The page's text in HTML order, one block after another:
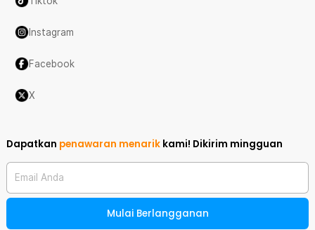
Instagram
Facebook
X
Dapatkan penawaran menarik kami! Dikirim mingguan
Email Anda
Mulai Berlangganan